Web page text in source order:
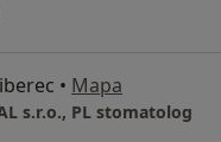
• Mapa
s.r.o., PL stomatolog